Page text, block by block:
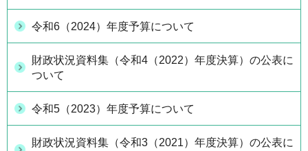
令和6（2024）年度予算について
財政状況資料集（令和4（2022）年度決算）の公表に
ついて
令和5（2023）年度予算について
財政状況資料集（令和3（2021）年度決算）の公表に